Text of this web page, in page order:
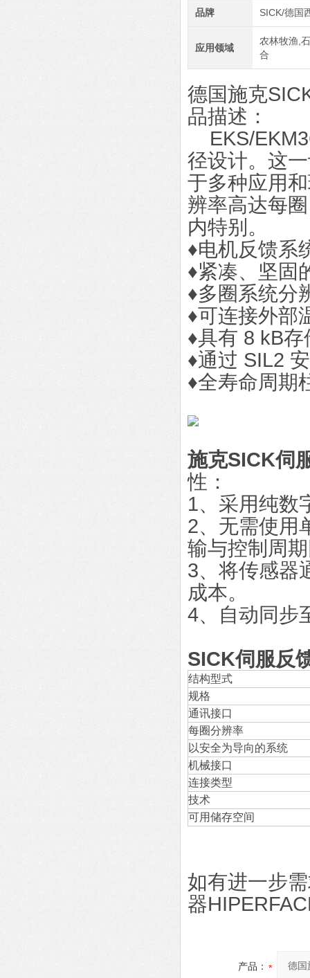
品牌 SICK/德国
应用领域
农林牧渔,
合
德国施克
品描述：
EKS/
径设计。这
于多种应用
辨率高达每
内特别。
♦电机反馈系
♦紧凑、坚固
♦多圈系统分
♦可连接外部
♦具有 8 kB存
♦通过 SIL2
♦全寿命周期
施克SICK伺
性：
1、采用纯数
2、无需使用
输与控制周
3、将传感器
成本。
4、自动同步
SICK伺服反
结构型式
规格
通讯接口
每圈分辨率
以安全为导向的系统
机械接口
连接类型
技术
可用储存空间
如有进一步
器
产品：